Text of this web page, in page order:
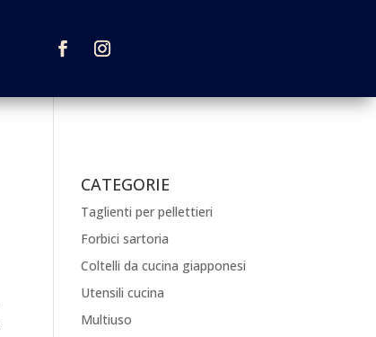
CATEGORIE
Taglienti per pellettieri
Forbici sartoria
Coltelli da cucina giapponesi
Utensili cucina
Multiuso